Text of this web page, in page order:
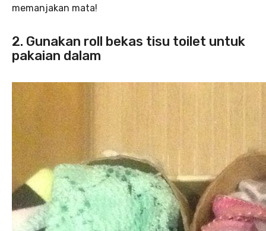
memanjakan mata!
2. Gunakan roll bekas tisu toilet untuk
pakaian dalam